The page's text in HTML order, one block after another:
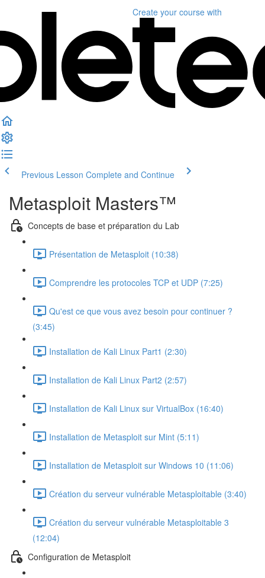
Create your course with
Previous Lesson Complete and Continue
Metasploit Masters™
Concepts de base et préparation du Lab
Présentation de Metasploit (10:38)
Comprendre les protocoles TCP et UDP (7:25)
Qu'est ce que vous avez besoin pour continuer ?
(3:45)
Installation de Kali Linux Part1 (2:30)
Installation de Kali Linux Part2 (2:57)
Installation de Kali Linux sur VirtualBox (16:40)
Installation de Metasploit sur Mint (5:11)
Installation de Metasploit sur Windows 10 (11:06)
Création du serveur vulnérable Metasploitable (3:40)
Création du serveur vulnérable Metasploitable 3
(12:04)
Configuration de Metasploit